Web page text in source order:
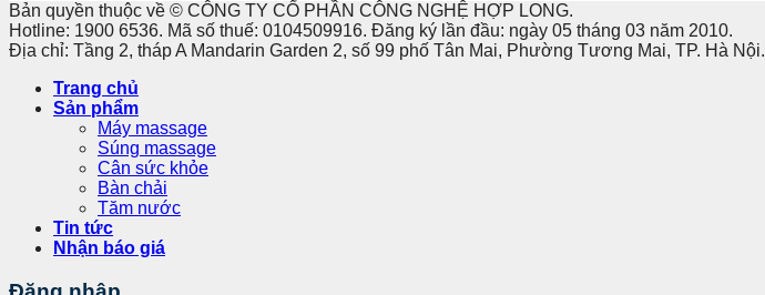
Bản quyền thuộc về © CÔNG TY CỔ PHẦN CÔNG NGHỆ HỢP LONG.
Hotline: 1900 6536. Mã số thuế: 0104509916. Đăng ký lần đầu: ngày 05 tháng 03 năm 2010.
Địa chỉ: Tầng 2, tháp A Mandarin Garden 2, số 99 phố Tân Mai, Phường Tương Mai, TP. Hà Nội.
Trang chủ
Sản phẩm
Máy massage
Súng massage
Cân sức khỏe
Bàn chải
Tăm nước
Tin tức
Nhận báo giá